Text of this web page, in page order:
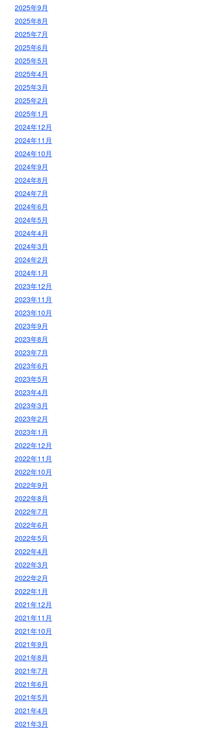
2025年9月
2025年8月
2025年7月
2025年6月
2025年5月
2025年4月
2025年3月
2025年2月
2025年1月
2024年12月
2024年11月
2024年10月
2024年9月
2024年8月
2024年7月
2024年6月
2024年5月
2024年4月
2024年3月
2024年2月
2024年1月
2023年12月
2023年11月
2023年10月
2023年9月
2023年8月
2023年7月
2023年6月
2023年5月
2023年4月
2023年3月
2023年2月
2023年1月
2022年12月
2022年11月
2022年10月
2022年9月
2022年8月
2022年7月
2022年6月
2022年5月
2022年4月
2022年3月
2022年2月
2022年1月
2021年12月
2021年11月
2021年10月
2021年9月
2021年8月
2021年7月
2021年6月
2021年5月
2021年4月
2021年3月